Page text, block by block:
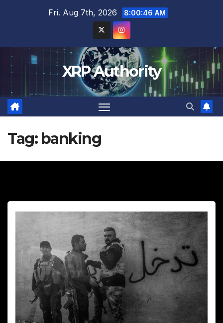
Fri. Aug 7th, 2026 8:00:47 AM
XRP Authority
Tag: banking